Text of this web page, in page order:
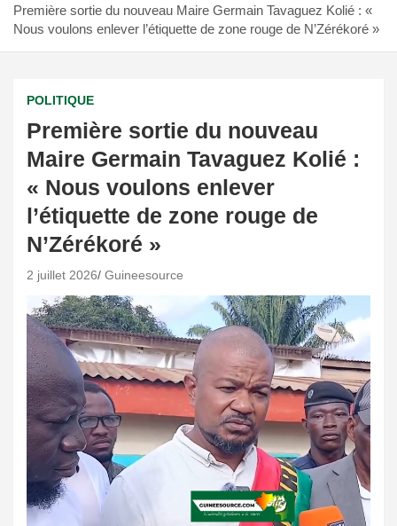
Première sortie du nouveau Maire Germain Tavaguez Kolié : «
Nous voulons enlever l’étiquette de zone rouge de N’Zérékoré »
POLITIQUE
Première sortie du nouveau
Maire Germain Tavaguez Kolié :
« Nous voulons enlever
l’étiquette de zone rouge de
N’Zérékoré »
2 juillet 2026 Guineesource